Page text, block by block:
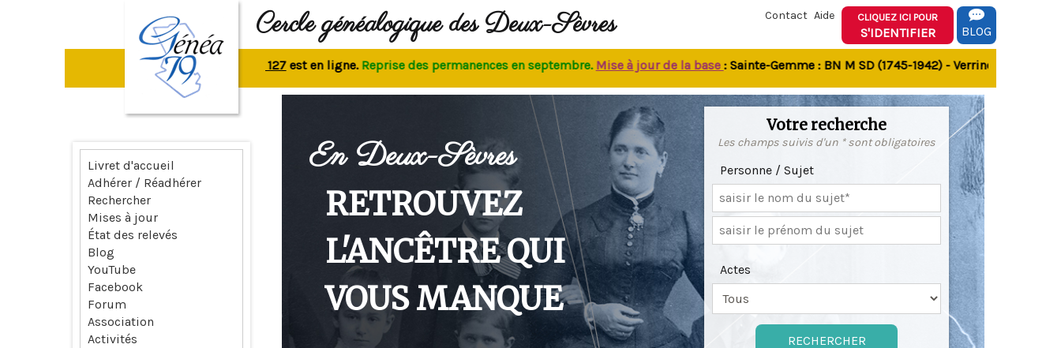
Cercle généalogique des Deux-Sèvres Contact Aide CLIQUEZ ICI POUR
S'IDENTIFIER BLOG
La revue n° 127 est en ligne.Reprise des permanences en septembre.Mise à jour de la base: Sainte-Gemme : BN M SD (1745-1942) - Verrines-sous-Celles
En Deux-Sèvres
RETROUVEZ
L'ANCÊTRE QUI
VOUS MANQUE
Votre recherche
Les champs suivis d'un * sont obligatoires
Personne / Sujet
Actes
Livret d'accueil
Adhérer / Réadhérer
Rechercher
Mises à jour
État des relevés
Blog
YouTube
Facebook
Forum
Association
Activités